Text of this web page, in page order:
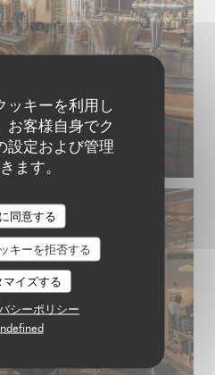
ッキーを利用し
お客様自身でク
設定および管理
ます。
同意する
キーを拒否する
マイズする
シーポリシー